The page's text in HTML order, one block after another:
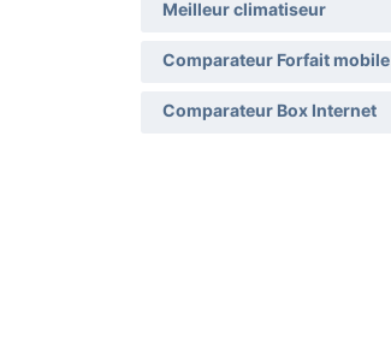
Meilleur climatiseur
Comparateur Forfait mobile
Comparateur Box Internet